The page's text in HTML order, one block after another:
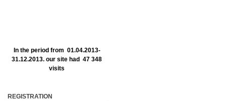
In the period from 01.04.2013-
31.12.2013. our site had 47 348
visits
REGISTRATION